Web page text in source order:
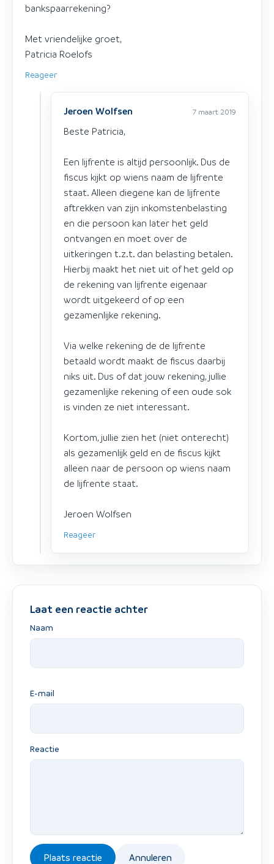
bankspaarrekening?
Met vriendelijke groet,
Patricia Roelofs
Reageer
Jeroen Wolfsen 7 maart 2019
Beste Patricia,
Een lijfrente is altijd persoonlijk. Dus de
fiscus kijkt op wiens naam de lijfrente
staat. Alleen diegene kan de lijfrente
aftrekken van zijn inkomstenbelasting
en die persoon kan later het geld
ontvangen en moet over de
uitkeringen t.z.t. dan belasting betalen.
Hierbij maakt het niet uit of het geld op
de rekening van lijfrente eigenaar
wordt uitgekeerd of op een
gezamenlijke rekening.
Via welke rekening de de lijfrente
betaald wordt maakt de fiscus daarbij
niks uit. Dus of dat jouw rekening, jullie
gezamenlijke rekening of een oude sok
is vinden ze niet interessant.
Kortom, jullie zien het (niet onterecht)
als gezamenlijk geld en de fiscus kijkt
alleen naar de persoon op wiens naam
de lijfrente staat.
Jeroen Wolfsen
Reageer
Laat een reactie achter
Naam
E-mail
Reactie
Plaats reactie Annuleren